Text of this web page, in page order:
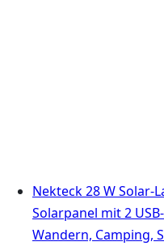
Nekteck 28 W Solar-
Solarpanel mit 2
Wandern, Camping,